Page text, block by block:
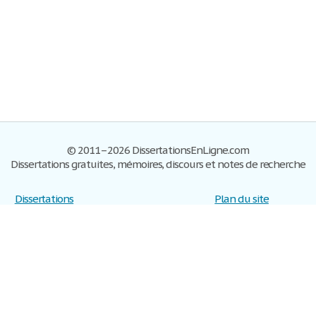
© 2011–2026 DissertationsEnLigne.com
Dissertations gratuites, mémoires, discours et notes de recherche
Dissertations
Plan du site